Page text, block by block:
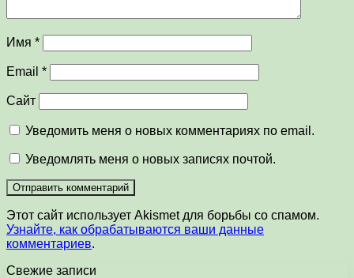
Имя *
Email *
Сайт
Уведомить меня о новых комментариях по email.
Уведомлять меня о новых записях почтой.
Этот сайт использует Akismet для борьбы со спамом.
Узнайте, как обрабатываются ваши данные
комментариев.
Свежие записи